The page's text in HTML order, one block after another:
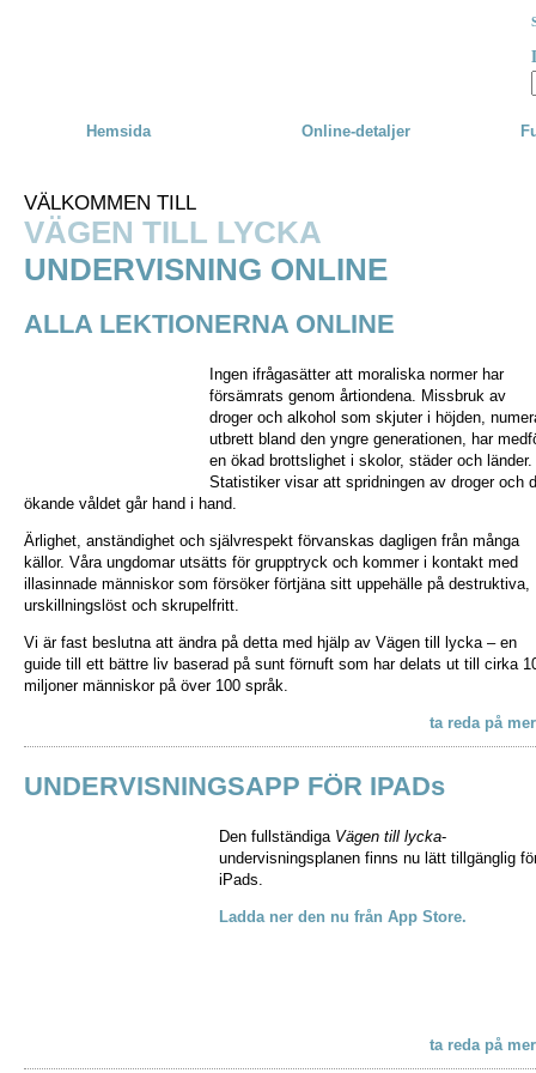
Hemsida Online-detaljer
VÄLKOMMEN TILL
VÄGEN TILL LYCKA
UNDERVISNING ONLINE
ALLA LEKTIONERNA ONLINE
Ingen ifrågasätter att moraliska normer har
försämrats genom årtiondena. Missbruk av
droger och alkohol som skjuter i höjden,
utbrett bland den yngre generationen, har
en ökad brottslighet i skolor, städer och länder.
Statistiker visar att spridningen av droger och
ökande våldet går hand i hand.
Ärlighet, anständighet och självrespekt förvanskas dagligen från många
källor. Våra ungdomar utsätts för grupptryck och kommer i kontakt med
illasinnade människor som försöker förtjäna sitt uppehälle på destruktiva,
urskillningslöst och skrupelfritt.
Vi är fast beslutna att ändra på detta med hjälp av Vägen till lycka – en
guide till ett bättre liv baserad på sunt förnuft som har delats ut till cirka
miljoner människor på över 100 språk.
ta reda på
UNDERVISNINGSAPP FÖR IPADs
Den fullständiga Vägen till lycka-
undervisningsplanen finns nu lätt tillgänglig
iPads.
Ladda ner den nu från App Store.
ta reda på